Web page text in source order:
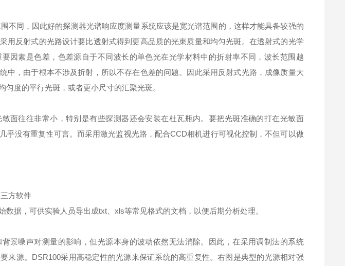
同，因此好的探测器光谱响应度测量系统应该是宽光谱范围的，这样才能具备较强的
用反射式的光路设计要比透射式得到更高品质的光束质量和均匀光斑。在透射式的光学
因素是色差，色差源自于不同波长的单色光在光学材料中的折射率不同，波长范围越
中，由于根本不涉及折射，所以不存在色差的问题。因此采用反射式光路，成像质量大
度的平行光斑，或者更小尺寸的汇聚光斑。
面往往非常小，特别是有些探测器还会安装在杜瓦瓶内。要把光斑准确的打在光敏面
乎没有重复性可言。而采用激光监视光路，配合CCD相机进行可视化控制，不但可以做
方软件
数据，可供实验人员导出成txt、xls等常见格式的文档，以便后期分析处理。
景噪声对测量的影响，但光源本身的波动依然无法消除。因此，在采用调制法的系统
来源。DSR100采用高稳定性的光源来保证系统的高重复性。右图是典型的光源相对强